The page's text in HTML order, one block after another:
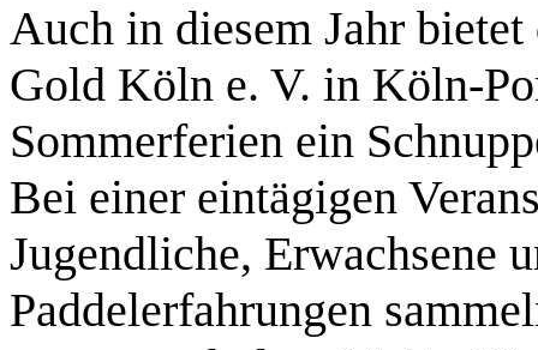
Auch in diesem Jahr
Gold Köln e. V. in Köln-
Sommerferien ein
Bei einer eintägigen
Jugendliche, Erwachsene
Paddelerfahrungen